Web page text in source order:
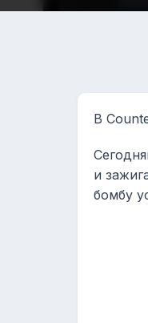
В
и
бомбу